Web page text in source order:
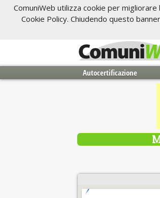
ComuniWeb utilizza cookie per
Cookie Policy. Chiudendo questo
Autocertificazione